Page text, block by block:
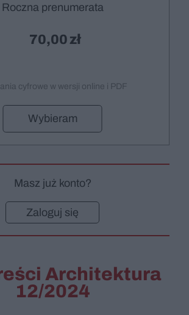
Roczna prenumerata
70,00
cyfrowe w wersji online i PDF
Wybieram
Masz już konto?
Zaloguj się
Architektura
12/2024